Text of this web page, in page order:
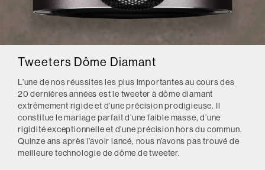
Tweeters Dôme Diamant
L’une de nos réussites les plus importantes au cours des
20 dernières années est le tweeter à dôme diamant
extrêmement rigide et d’une précision prodigieuse. Il
constitue le mariage parfait d’une faible masse, d’une
rigidité exceptionnelle et d’une précision hors du commun.
Quinze ans après l’avoir lancé, nous n’avons pas trouvé de
meilleure technologie de dôme de tweeter.